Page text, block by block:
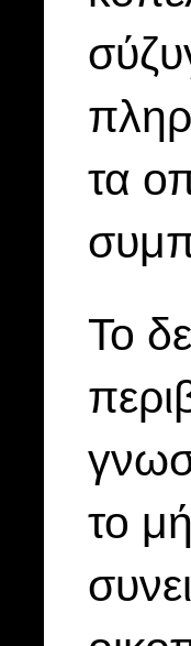
τα
Το
το